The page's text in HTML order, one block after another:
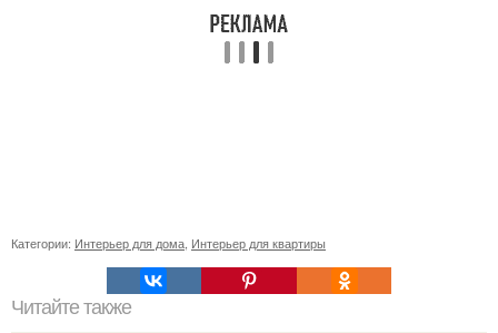
Категории: Интерьер для дома Интерьер для квартиры
Читайте также